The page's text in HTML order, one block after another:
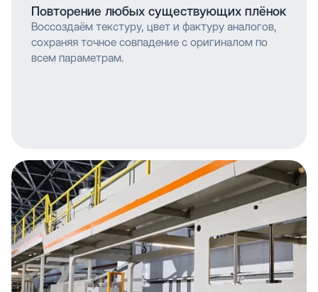
Повторение любых существующих плёнок
Воссоздаём текстуру, цвет и фактуру аналогов,
сохраняя точное совпадение с оригиналом по
всем параметрам.